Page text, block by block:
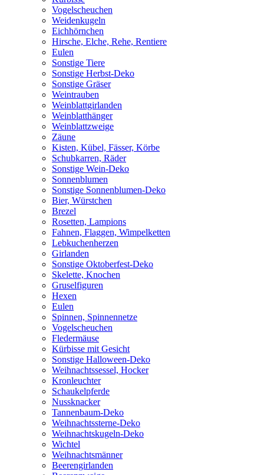
Vogelscheuchen
Weidenkugeln
Eichhörnchen
Hirsche, Elche, Rehe, Rentiere
Eulen
Sonstige Tiere
Sonstige Herbst-Deko
Sonstige Gräser
Weintrauben
Weinblattgirlanden
Weinblatthänger
Weinblattzweige
Zäune
Kisten, Kübel, Fässer, Körbe
Schubkarren, Räder
Sonstige Wein-Deko
Sonnenblumen
Sonstige Sonnenblumen-Deko
Bier, Würstchen
Brezel
Rosetten, Lampions
Fahnen, Flaggen, Wimpelketten
Lebkuchenherzen
Girlanden
Sonstige Oktoberfest-Deko
Skelette, Knochen
Gruselfiguren
Hexen
Eulen
Spinnen, Spinnennetze
Vogelscheuchen
Fledermäuse
Kürbisse mit Gesicht
Sonstige Halloween-Deko
Weihnachtssessel, Hocker
Kronleuchter
Schaukelpferde
Nussknacker
Tannenbaum-Deko
Weihnachtssterne-Deko
Weihnachtskugeln-Deko
Wichtel
Weihnachtsmänner
Beerengirlanden